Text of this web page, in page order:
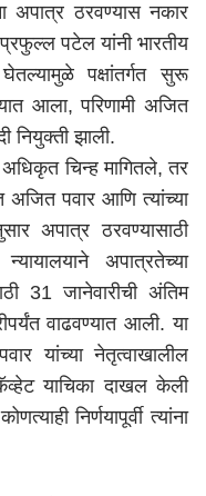
अपात्र ठरवण्यास नकार
पटेल यांनी भारतीय
पक्षांतर्गत सुरू
आला, परिणामी अजित
नियुक्ती झाली.
अधिकृत चिन्ह मागितले, तर
अजित पवार आणि त्यांच्या
अपात्र ठरवण्यासाठी
अपात्रतेच्या
31 जानेवारीची अंतिम
वाढवण्यात आली. या
यांच्या नेतृत्वाखालील
कॅव्हेट याचिका दाखल केली
निर्णयापूर्वी त्यांना